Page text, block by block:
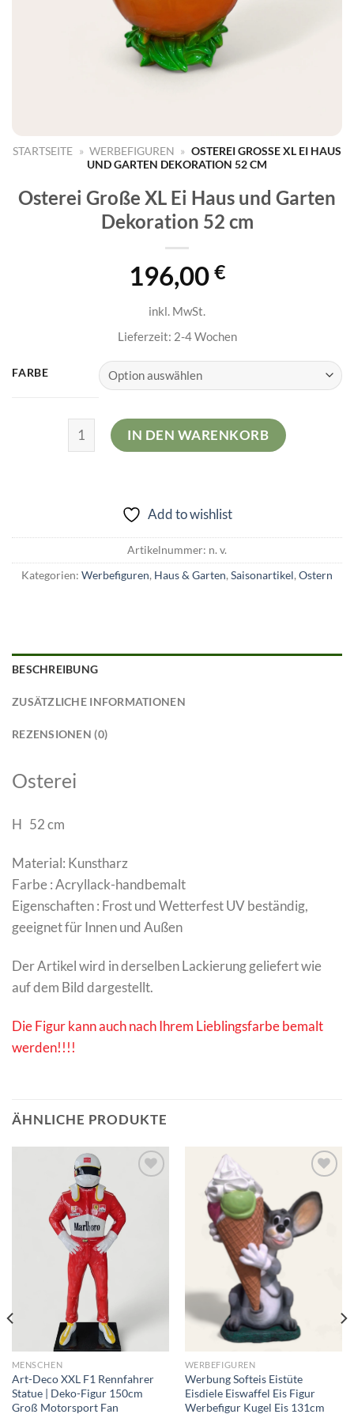
STARTSEITE » WERBEFIGUREN » OSTEREI GROSSE XL EI HAUS U
ND GARTEN DEKORATION 52 CM
Osterei Große XL Ei Haus und Garten
Dekoration 52 cm
196,00 €
inkl. MwSt.
Lieferzeit: 2-4 Wochen
FARBE
Osterei Große XL Ei Haus und Garten Dekoration 52
IN DEN WARENKORB
Add to wishlist
Artikelnummer: n. v.
Kategorien: Werbefiguren, Haus & Garten, Saisonartikel, Ostern
BESCHREIBUNG
ZUSÄTZLICHE INFORMATIONEN
REZENSIONEN (0)
Osterei
H 52 cm
Material: Kunstharz
Farbe : Acryllack-handbemalt
Eigenschaften : Frost und Wetterfest UV beständig,
geeignet für Innen und Außen
Der Artikel wird in derselben Lackierung geliefert wie
auf dem Bild dargestellt.
Die Figur kann auch nach Ihrem Lieblingsfarbe bemalt
werden!!!!
ÄHNLICHE PRODUKTE
MENSCHEN
Art-Deco XXL F1 Rennfahrer
Statue | Deko-Figur 150cm
Groß Motorsport Fan
Add to
wishlist
WERBEFIGUREN
Werbung Softeis Eistüte
Eisdiele Eiswaffel Eis Figur
Werbefigur Kugel Eis 131cm